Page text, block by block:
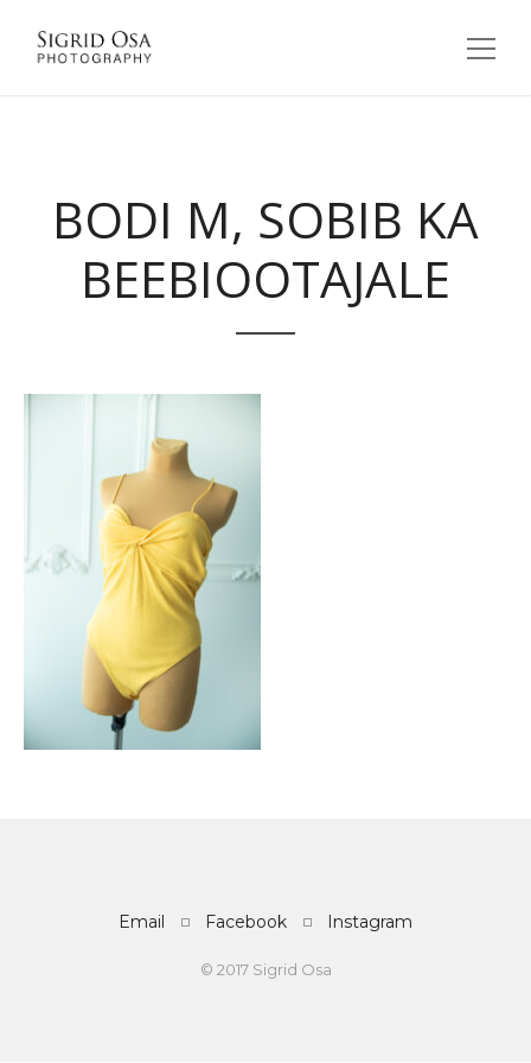
BODI M, SOBIB KA
BEEBIOOTAJALE
Email Facebook Instagram
© 2017 Sigrid Osa